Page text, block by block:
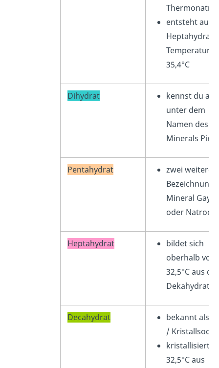
Thermonatrit
entsteht aus
Heptahydrat
35,4°C
Dihydrat
kennst du
unter dem
Namen des
Minerals
Pentahydrat
zwei weitere
Mineral
oder
Heptahydrat
bildet sich
oberhalb von
32,5°C aus
Dekahydrat
Decahydrat
bekannt als
/ Kristallsoda
kristallisiert
32,5°C aus